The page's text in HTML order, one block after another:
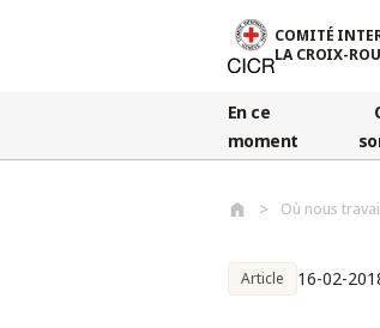
COMITÉ
LA CROIX-
En ce
moment
Où nous
Article 16-02-